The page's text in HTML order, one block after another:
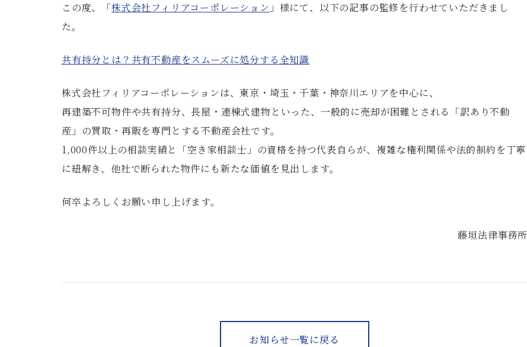
この度、「株式会社フィリアコーポレーション 」様にて、以下の記事の監修を行わせていただきまし
た。
共有持分とは？共有不動産をスムーズに処分する全知識
株式会社フィリアコーポレーションは、東京・埼玉・千葉・神奈川エリアを中心に、
再建築不可物件や共有持分、長屋・連棟式建物といった、一般的に売却が困難とされる「訳あり不動
産」の買取・再販を専門とする不動産会社です。
1,000件以上の相談実績と「空き家相談士」の資格を持つ代表自らが、複雑な権利関係や法的制約を丁寧
に紐解き、他社で断られた物件にも新たな価値を見出します。
何卒よろしくお願い申し上げます。
藤垣法律事務所
お知らせ一覧に戻る